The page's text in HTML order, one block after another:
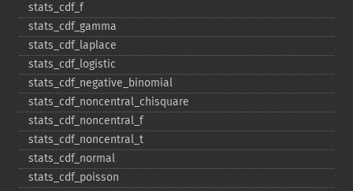
stats_​cdf_​f
stats_​cdf_​gamma
stats_​cdf_​laplace
stats_​cdf_​logistic
stats_​cdf_​negative_​binomial
stats_​cdf_​noncentral_​chisquare
stats_​cdf_​noncentral_​f
stats_​cdf_​noncentral_​t
stats_​cdf_​normal
stats_​cdf_​poisson